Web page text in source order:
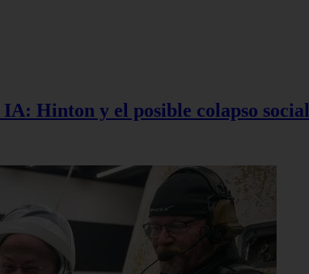
Hinton y el posible colapso social